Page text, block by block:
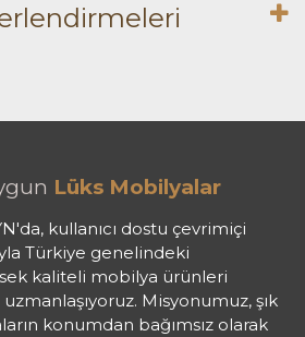
Lüks Mobilyalar
kullanıcı dostu çevrimiçi
Türkiye genelindeki
kaliteli mobilya ürünleri
Misyonumuz, şık
konumdan bağımsız olarak